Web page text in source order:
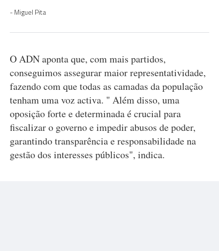
Miguel Pita
O ADN aponta que, com mais partidos,
conseguimos assegurar maior representatividade,
fazendo com que todas as camadas da população
tenham uma voz activa. " Além disso, uma
oposição forte e determinada é crucial para
fiscalizar o governo e impedir abusos de poder,
garantindo transparência e responsabilidade na
gestão dos interesses públicos", indica.